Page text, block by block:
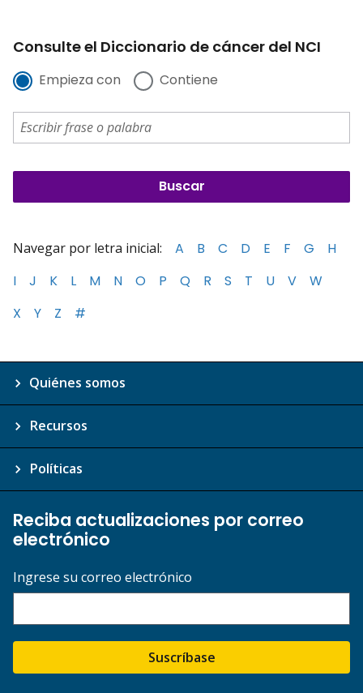
Consulte el Diccionario de cáncer del NCI
Empieza con Contiene
Navegar por letra inicial: A B C D E F G
H
I
J K L M N O P Q R S T U V
W
X
Y Z #
Quiénes somos
Recursos
Políticas
Reciba actualizaciones por correo
electrónico
Ingrese su correo electrónico
Suscríbase